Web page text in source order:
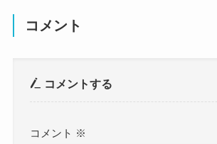
コメント
コメントする
コメント ※